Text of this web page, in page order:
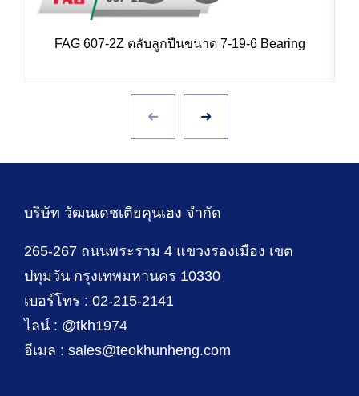
FAG 607-2Z ตลับลูกปืนขนาด 7-19-6 Bearing
บริษัท วัฒนเดชเตียคุนเฮง จำกัด
265-267 ถนนพระราม 4 แขวงรองเมือง เขต
ปทุมวัน กรุงเทพมหานคร 10330
เบอร์โทร : 02-215-2141
ไลน์ : @tkh1974
อีเมล : sales@teokhunheng.com